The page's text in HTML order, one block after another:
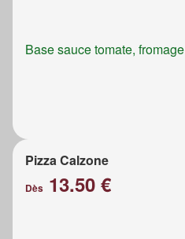
Base sauce tomate, fromage
Pizza Calzone
Dès 13.50 €